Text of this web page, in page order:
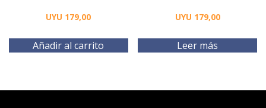
UYU 179,00
Añadir al carrito
UYU 179,00
Leer más